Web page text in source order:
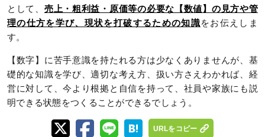
として、 売上・粗利益・原価等の必要な【数値】の見方や管
理の仕方を学び、現状を打破するための知識をお伝えしま
す。
【数字】に苦手意識を持たれる方は少なくありませんが、基
礎的な知識を学び、適切な考え方、扱い方さえわかれば、経
営に対して、今より根拠と自信を持って、社員や家族にも説
明できる状態をつくることができるでしょう。
URLをコピー